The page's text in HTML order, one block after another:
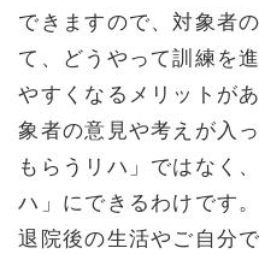
できますので、対象者
て、どうやって訓練を
やすくなるメリットが
象者の意見や考えが入
もらうリハ」ではなく
ハ」にできるわけです。
退院後の生活やご自分